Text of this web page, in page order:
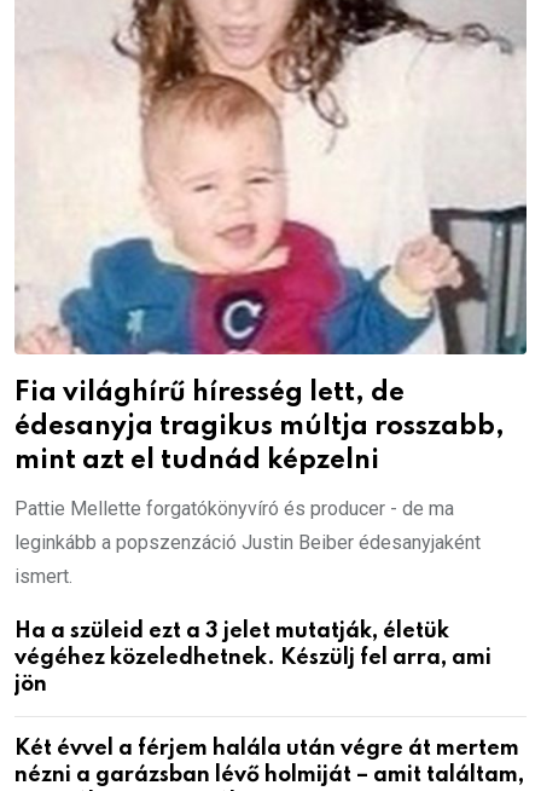
Fia világhírű híresség lett, de
édesanyja tragikus múltja rosszabb,
mint azt el tudnád képzelni
Pattie Mellette forgatókönyvíró és producer - de ma
leginkább a popszenzáció Justin Beiber édesanyjaként
ismert.
Ha a szüleid ezt a 3 jelet mutatják, életük
végéhez közeledhetnek. Készülj fel arra, ami
jön
Két évvel a férjem halála után végre át mertem
nézni a garázsban lévő holmiját – amit találtam,